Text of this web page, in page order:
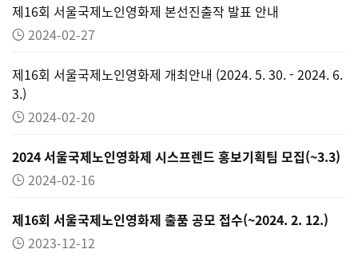
제16회 서울국제노인영화제 본선진출작 발표 안내
2024-02-27
제16회 서울국제노인영화제 개최안내 (2024. 5. 30. - 2024. 6.
3.)
2024-02-20
2024 서울국제노인영화제 시스프렌드 홍보기획팀 모집(~3.3)
2024-02-16
제16회 서울국제노인영화제 출품 공모 접수(~2024. 2. 12.)
2023-12-12